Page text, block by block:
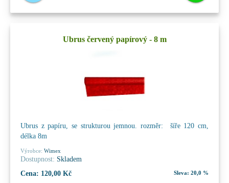
Ubrus červený papírový - 8 m
Ubrus z papíru, se strukturou jemnou. rozměr: šíře 120 cm,
délka 8m
Výrobce: Wimex
Dostupnost: Skladem
Cena: 120,00 Kč Sleva: 20,0 %